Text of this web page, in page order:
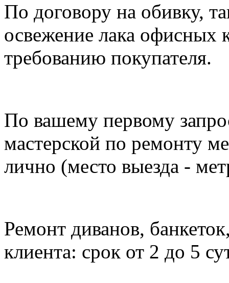
По договору на обивку,
освежение лака офисных
требованию покупателя.
По вашему первому
мастерской по ремонту
лично (место выезда -
Ремонт диванов,
клиента: срок от 2 до 5